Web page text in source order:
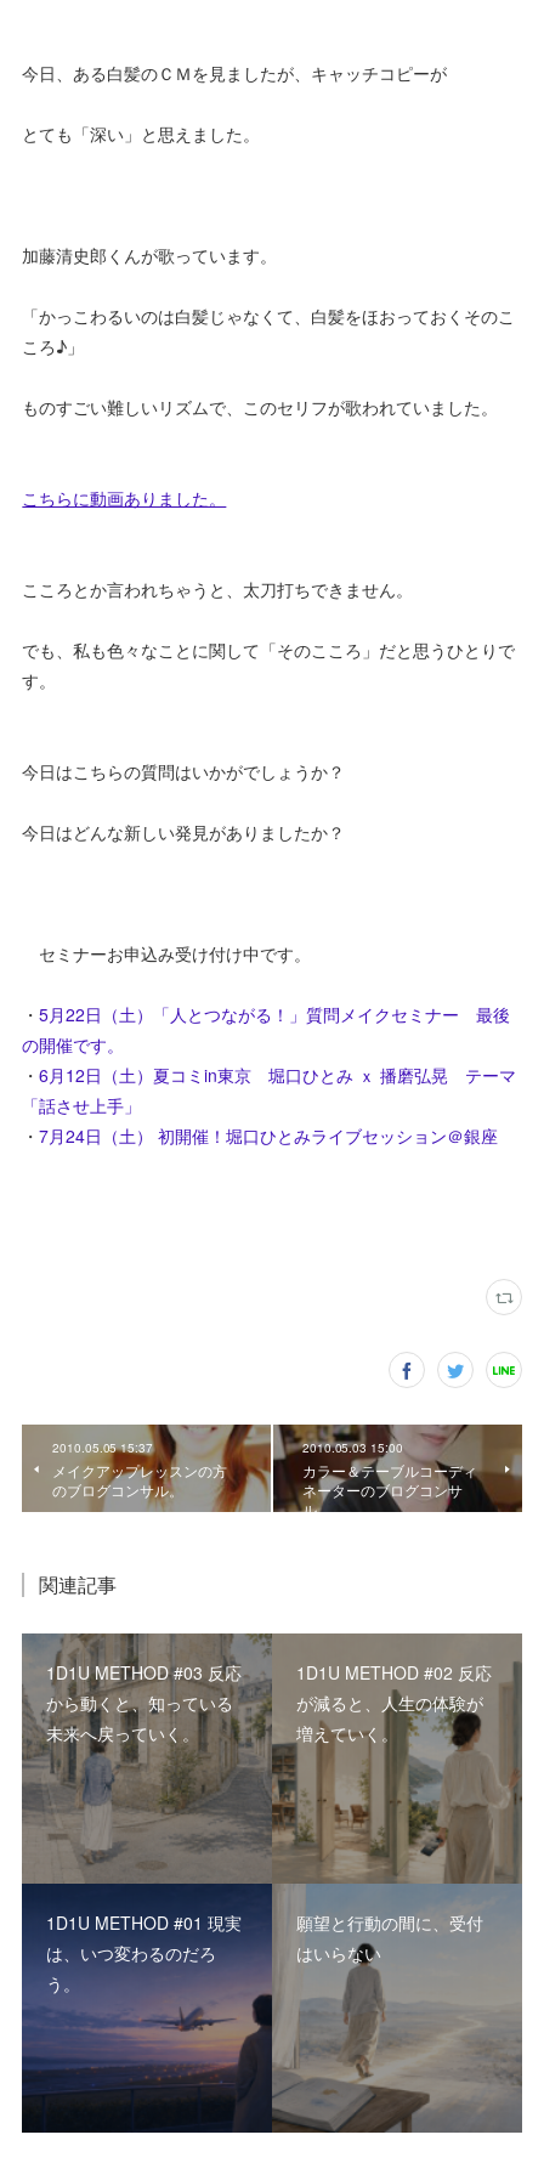
今日、ある白髪のＣＭを見ましたが、キャッチコピーが
とても「深い」と思えました。
加藤清史郎くんが歌っています。
「かっこわるいのは白髪じゃなくて、白髪をほおっておくそのこ
ころ♪」
ものすごい難しいリズムで、このセリフが歌われていました。
こちらに動画ありました。
こころとか言われちゃうと、太刀打ちできません。
でも、私も色々なことに関して「そのこころ」だと思うひとりで
す。
今日はこちらの質問はいかがでしょうか？
今日はどんな新しい発見がありましたか？
セミナーお申込み受け付け中です。
・5月22日（土）「人とつながる！」質問メイクセミナー 最後
の開催です。
・6月12日（土）夏コミin東京 堀口ひとみ ｘ 播磨弘晃 テーマ
「話させ上手」
・7月24日（土） 初開催！堀口ひとみライブセッション＠銀座
2010.05.05 15:37
メイクアップレッスンの方
のブログコンサル。
2010.05.03 15:00
カラー＆テーブルコーディ
ネーターのブログコンサ
ル。
関連記事
1D1U METHOD #03 反応
から動くと、知っている
未来へ戻っていく。
1D1U METHOD #02 反応
が減ると、人生の体験が
増えていく。
1D1U METHOD #01 現実
は、いつ変わるのだろ
う。
願望と行動の間に、受付
はいらない